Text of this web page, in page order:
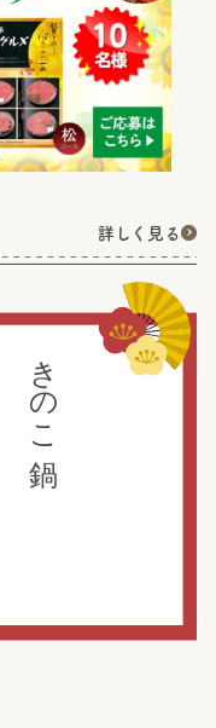
詳しく見る
きのこ鍋